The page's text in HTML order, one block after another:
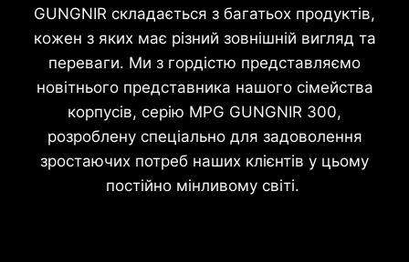
GUNGNIR складається з багатьох продуктів,
кожен з яких має різний зовнішній вигляд та
переваги. Ми з гордістю представляємо
новітнього представника нашого сімейства
корпусів, серію MPG GUNGNIR 300,
розроблену спеціально для задоволення
зростаючих потреб наших клієнтів у цьому
постійно мінливому світі.